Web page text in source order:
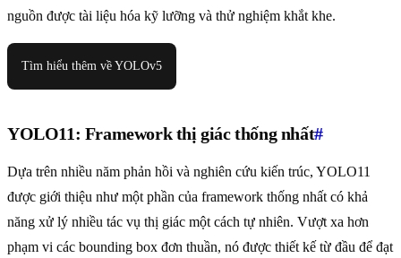
nguồn được tài liệu hóa kỹ lưỡng và thử nghiệm khắt khe.
Tìm hiểu thêm về YOLOv5
YOLO11: Framework thị giác thống nhất#
Dựa trên nhiều năm phản hồi và nghiên cứu kiến trúc, YOLO11
được giới thiệu như một phần của framework thống nhất có khả
năng xử lý nhiều tác vụ thị giác một cách tự nhiên. Vượt xa hơn
phạm vi các bounding box đơn thuần, nó được thiết kế từ đầu để đạt